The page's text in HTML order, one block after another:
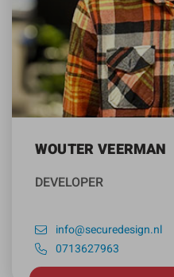
WOUTER VEERMAN
DEVELOPER
info@securedesign.nl
0713627963